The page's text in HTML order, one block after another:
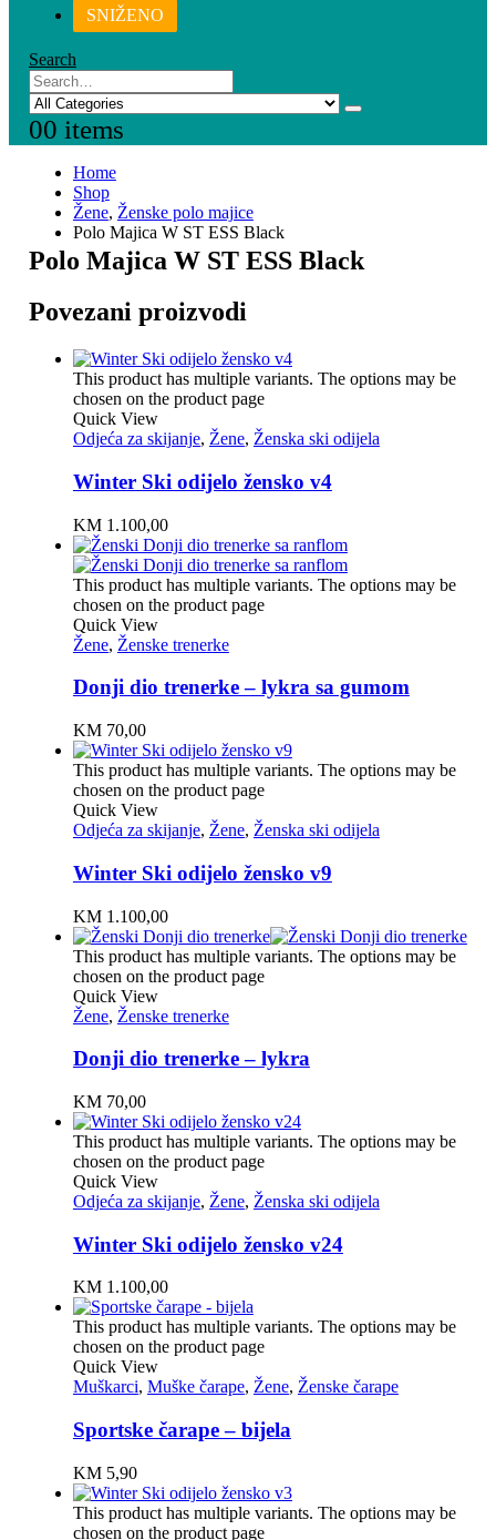
SNIŽENO
Search
00 items
Home
Shop
Žene, Ženske polo majice
Polo Majica W ST ESS Black
Polo Majica W ST ESS Black
Povezani proizvodi
This product has multiple variants. The options may be
chosen on the product page
Quick View
Odjeća za skijanje, Žene, Ženska ski odijela
Winter Ski odijelo žensko v4
KM1.100,00
This product has multiple variants. The options may be
chosen on the product page
Quick View
Žene, Ženske trenerke
Donji dio trenerke – lykra sa gumom
KM70,00
This product has multiple variants. The options may be
chosen on the product page
Quick View
Odjeća za skijanje, Žene, Ženska ski odijela
Winter Ski odijelo žensko v9
KM1.100,00
This product has multiple variants. The options may be
chosen on the product page
Quick View
Žene, Ženske trenerke
Donji dio trenerke – lykra
KM70,00
This product has multiple variants. The options may be
chosen on the product page
Quick View
Odjeća za skijanje, Žene, Ženska ski odijela
Winter Ski odijelo žensko v24
KM1.100,00
This product has multiple variants. The options may be
chosen on the product page
Quick View
Muškarci, Muške čarape, Žene, Ženske čarape
Sportske čarape – bijela
KM5,90
This product has multiple variants. The options may be
chosen on the product page